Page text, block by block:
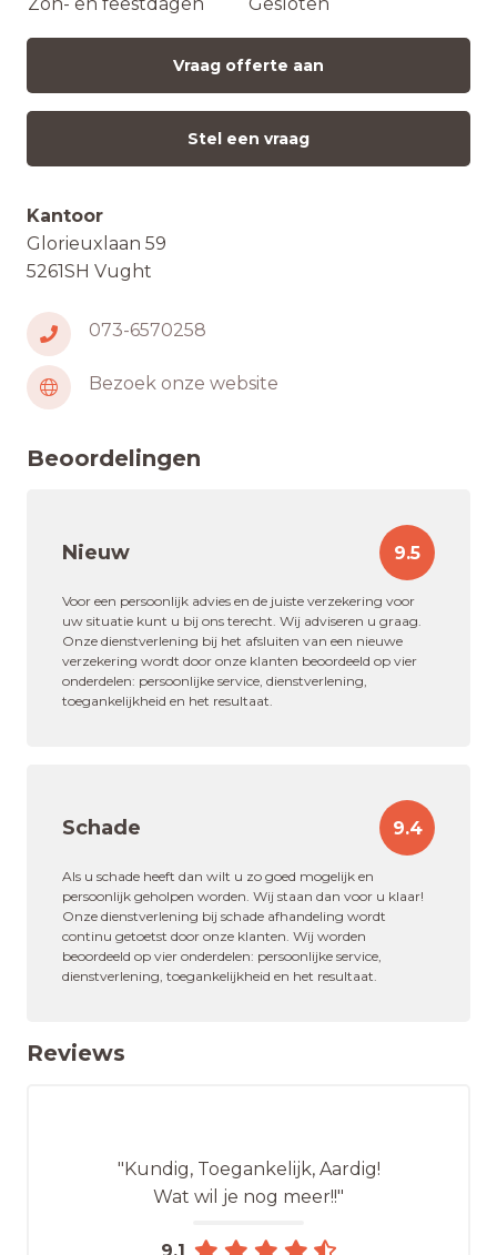
Vraag offerte aan
Stel een vraag
Kantoor
Glorieuxlaan 59
5261SH Vught
073-6570258
Bezoek onze website
Beoordelingen
Nieuw 9.5
Voor een persoonlijk advies en de juiste verzekering voor
uw situatie kunt u bij ons terecht. Wij adviseren u graag.
Onze dienstverlening bij het afsluiten van een nieuwe
verzekering wordt door onze klanten beoordeeld op vier
onderdelen: persoonlijke service, dienstverlening,
toegankelijkheid en het resultaat.
Schade 9.4
Als u schade heeft dan wilt u zo goed mogelijk en
persoonlijk geholpen worden. Wij staan dan voor u klaar!
Onze dienstverlening bij schade afhandeling wordt
continu getoetst door onze klanten. Wij worden
beoordeeld op vier onderdelen: persoonlijke service,
dienstverlening, toegankelijkheid en het resultaat.
Reviews
"Kundig, Toegankelijk, Aardig!
Wat wil je nog meer!!"
9,1